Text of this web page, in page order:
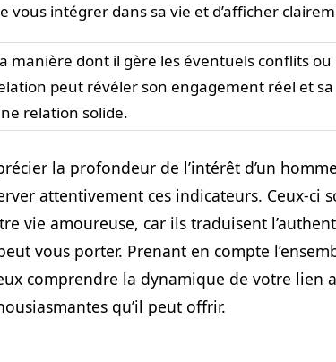
vous intégrer dans sa vie et d’afficher
manière dont il gère les éventuels conflits
peut révéler son engagement réel et
relation solide.
la profondeur de l’intérêt d’un
attentivement ces indicateurs. Ceux-ci
vie amoureuse, car ils traduisent
vous porter. Prenant en compte
comprendre la dynamique de votre lien
qu’il peut offrir.